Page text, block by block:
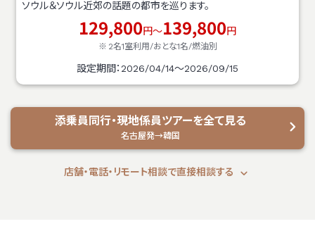
ソウル＆ソウル近郊の話題の都市を巡ります。
129,800円～139,800円
2名1室利用/おとな1名/燃油別
設定期間：2026/04/14～2026/09/15
添乗員同行・現地係員ツアーを全て見る
名古屋発→韓国
店舗・電話・リモート相談で直接相談する